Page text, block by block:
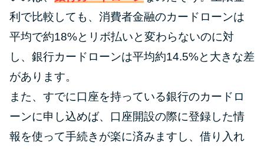
利で比較しても、消費者金融のカードローンは
平均で約18%とリボ払いと変わらないのに対
し、銀行カードローンは平均約14.5%と大きな差
があります。
また、すでに口座を持っている銀行のカードロ
ーンに申し込めば、口座開設の際に登録した情
報を使って手続きが楽に済みますし、借り入れ